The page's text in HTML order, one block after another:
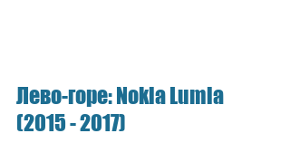
Лево-горе: Nokia Lumia
(2015 - 2017)